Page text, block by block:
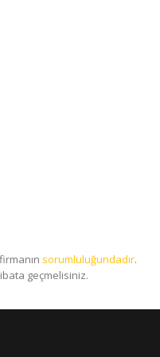
sorumluluğundadır.
geçmelisiniz.